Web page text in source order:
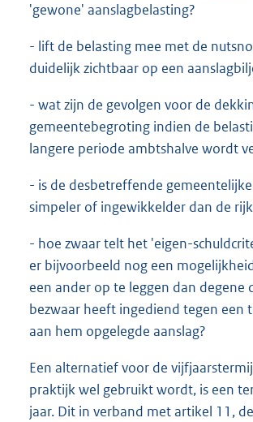
'gewone' aanslagbelasting?
- lift de belasting mee met de
duidelijk zichtbaar op een
- wat zijn de gevolgen voor de
gemeentebegroting indien de
langere periode ambtshalve wordt
- is de desbetreffende
simpeler of ingewikkelder dan de
- hoe zwaar telt het 'eigen-
er bijvoorbeeld nog een
een ander op te leggen dan degene
bezwaar heeft ingediend tegen een
aan hem opgelegde aanslag?
Een alternatief voor de
praktijk wel gebruikt wordt, is een
jaar. Dit in verband met artikel 11,